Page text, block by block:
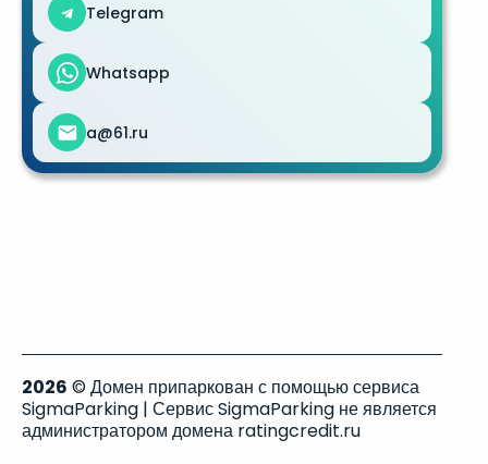
Telegram
Whatsapp
a@61.ru
2026 © Домен припаркован с помощью сервиса
SigmaParking | Сервис SigmaParking не является
администратором домена ratingcredit.ru